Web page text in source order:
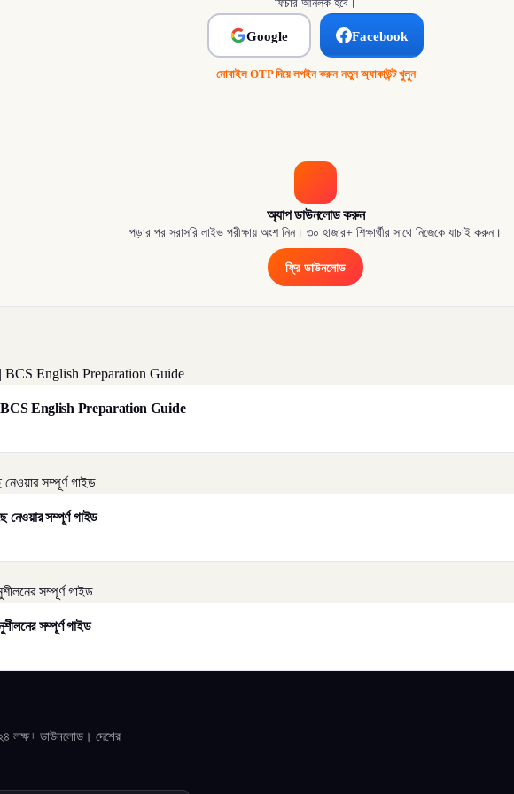
ফিচার আনলক হবে।
Google Facebook
মোবাইল OTP দিয়ে লগইন করুন·নতুন অ্যাকাউন্ট খুলুন
অ্যাপ ডাউনলোড করুন
পড়ার পর সরাসরি লাইভ পরীক্ষায় অংশ নিন। ৩০ হাজার+ শিক্ষার্থীর সাথে নিজেকে যাচাই করুন।
ফ্রি ডাউনলোড
| BCS English Preparation Guide
সম্পূর্ণ গাইড
সম্পূর্ণ গাইড
২৪ লক্ষ+ ডাউনলোড। দেশের